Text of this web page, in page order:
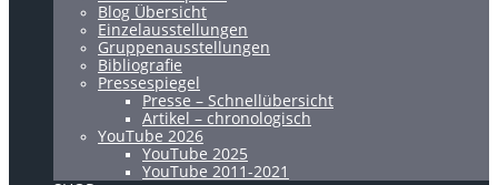
Blog Übersicht
Einzelausstellungen
Gruppenausstellungen
Bibliografie
Pressespiegel
Presse – Schnellübersicht
Artikel – chronologisch
YouTube 2026
YouTube 2025
YouTube 2011-2021